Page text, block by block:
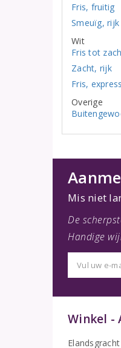
Fris, fruitig
Smeuïg, rijk
Wit
Fris tot
Zacht, rijk
Fris,
Overige
Mis niet
De
Handige
Winkel -